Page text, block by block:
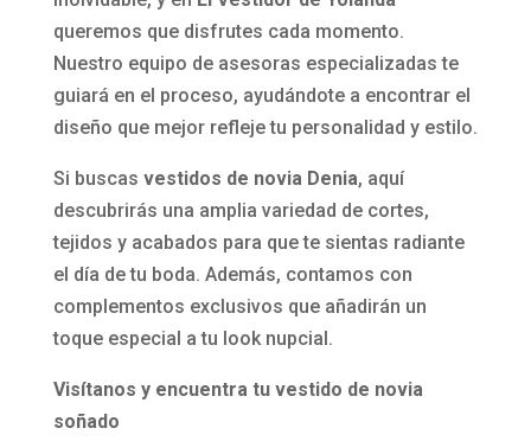
queremos que disfrutes cada momento.
Nuestro equipo de asesoras especializadas te
guiará en el proceso, ayudándote a encontrar el
diseño que mejor refleje tu personalidad y estilo.
Si buscas vestidos de novia Denia, aquí
descubrirás una amplia variedad de cortes,
tejidos y acabados para que te sientas radiante
el día de tu boda. Además, contamos con
complementos exclusivos que añadirán un
toque especial a tu look nupcial.
Visítanos y encuentra tu vestido de novia
soñado